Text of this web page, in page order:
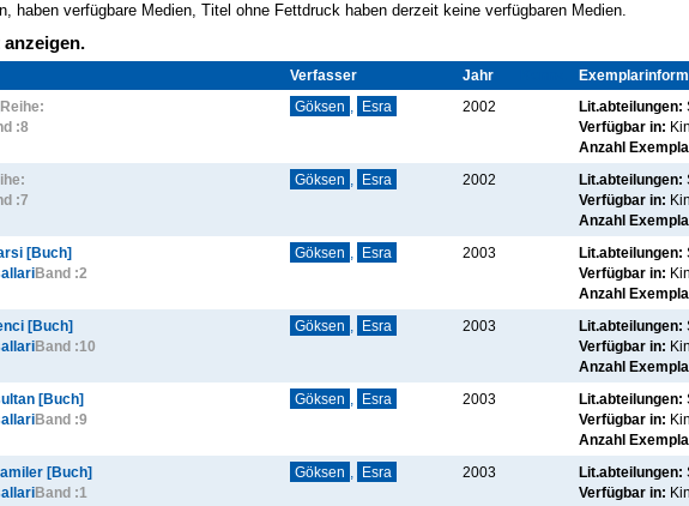
haben verfügbare Medien, Titel ohne Fettdruck haben derzeit keine verfügbaren Medien.
Verfasser Jahr
Reihe:
:8
Göksen Esra 2002 Lit.abteilungen:
Verfügbar in:
Anzahl
:7
Göksen Esra 2002 Lit.abteilungen:
Verfügbar in:
Anzahl
[Buch]
Band :2
Göksen Esra 2003 Lit.abteilungen:
Verfügbar in:
Anzahl
[Buch]
Band :10
Göksen Esra 2003 Lit.abteilungen:
Verfügbar in:
Anzahl
[Buch]
Band :9
Göksen Esra 2003 Lit.abteilungen:
Verfügbar in:
Anzahl
[Buch]
Band :1
Göksen Esra 2003 Lit.abteilungen:
Verfügbar in: